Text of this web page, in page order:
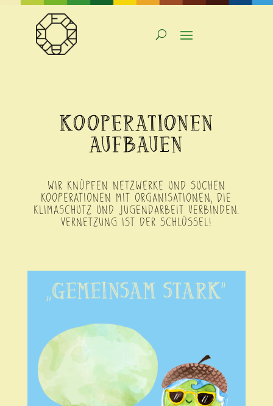
KOOPERATIONEN
AUFBAUEN
WIR KNÜPFEN NETZWERKE UND SUCHEN
KOOPERATIONEN MIT ORGANISATIONEN, DIE
KLIMASCHUTZ UND JUGENDARBEIT VERBINDEN.
VERNETZUNG IST DER SCHLÜSSEL!